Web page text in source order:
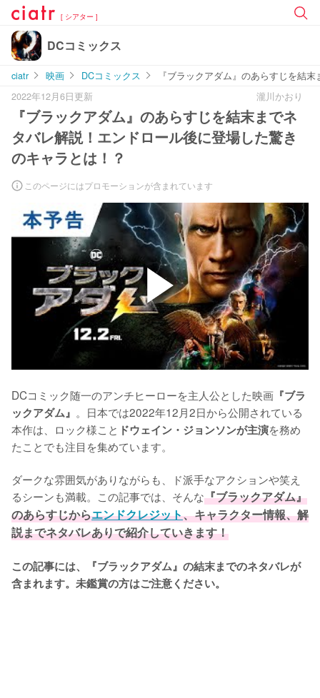
[ シアター ]
DCコミックス
ciatr 映画 DCコミックス
『ブラックアダム』のあらすじを結
2022年12月6日更新
瀧川かおり
『ブラックアダム』のあらすじを結末までネ
タバレ解説！エンドロール後に登場した驚き
のキャラとは！？
このページにはプロモーションが含まれています
DCコミック随一のアンチヒーローを主人公とした映画 『ブラ
ックアダム』 。日本では2022年12月2日から公開されている
本作は、ロック様こと ドウェイン・ジョンソンが主演を務め
たことでも注目を集めています。
ダークな雰囲気がありながらも、ド派手なアクションや笑え
るシーンも満載。この記事では、そんな『ブラックアダム』
のあらすじからエンドクレジット、キャラクター情報、解
説までネタバレありで紹介していきます！
この記事には、『ブラックアダム』の結末までのネタバレが
含まれます。未鑑賞の方はご注意ください。